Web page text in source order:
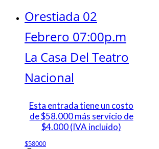
Orestiada 02
Febrero 07:00p.m
La Casa Del Teatro
Nacional
Esta entrada tiene un costo
de $58.000 más servicio de
$4.000 (IVA incluido)
$58000